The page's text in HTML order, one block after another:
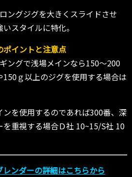
ングジグを大きくスライドさせ
スタイルに特化。
ポイントと注意点
ングで浅場メインなら150～200
ｇ以上のジグを使用する場合は
を使用するのであれば300番、深
重視する場合Ｄ社 10~15/S社 10
ンダーの詳細はこちらから